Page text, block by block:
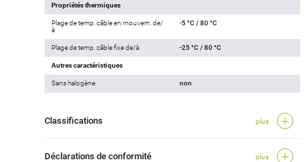
Propriétés thermiques
Plage de temp. câble en mouvem. de/
à
-5 °C / 80 °C
Plage de temp. câble fixe de/à -25 °C / 80 °C
Autres caractéristiques
Sans halogène non
Classifications plus
Déclarations de conformité plus